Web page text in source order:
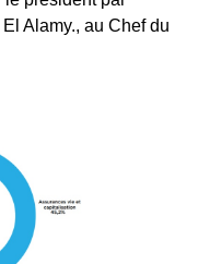
Alamy., au Chef du